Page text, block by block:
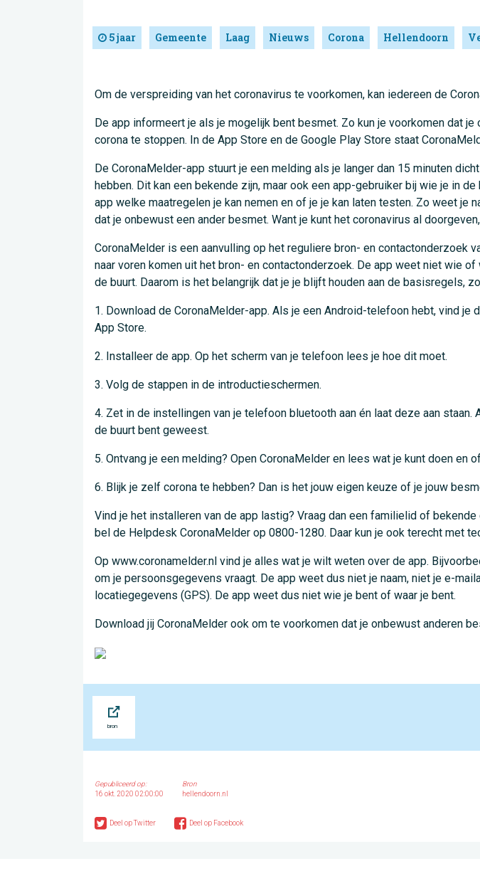
5 jaar Gemeente Laag Nieuws Corona Hellendoorn
Om de verspreiding van het coronavirus te voorkomen, kan iedereen de
De app informeert je als je mogelijk bent besmet. Zo kun je voorkomen dat
corona te stoppen. In de App Store en de Google Play Store staat
De CoronaMelder-app stuurt je een melding als je langer dan 15 minuten
hebben. Dit kan een bekende zijn, maar ook een app-gebruiker bij wie je in
app welke maatregelen je kan nemen en of je je kan laten testen. Zo weet
dat je onbewust een ander besmet. Want je kunt het coronavirus al
CoronaMelder is een aanvulling op het reguliere bron- en contactonderzoek
naar voren komen uit het bron- en contactonderzoek. De app weet niet wie
de buurt. Daarom is het belangrijk dat je je blijft houden aan de basisregels,
1. Download de CoronaMelder-app. Als je een Android-telefoon hebt, vind je
App Store.
2. Installeer de app. Op het scherm van je telefoon lees je hoe dit moet.
3. Volg de stappen in de introductieschermen.
4. Zet in de instellingen van je telefoon bluetooth aan én laat deze aan
de buurt bent geweest.
5. Ontvang je een melding? Open CoronaMelder en lees wat je kunt doen en
6. Blijk je zelf corona te hebben? Dan is het jouw eigen keuze of je jouw
Vind je het installeren van de app lastig? Vraag dan een familielid of
bel de Helpdesk CoronaMelder op 0800-1280. Daar kun je ook terecht met
Op www.coronamelder.nl vind je alles wat je wilt weten over de app.
om je persoonsgegevens vraagt. De app weet dus niet je naam, niet je e-
locatiegegevens (GPS). De app weet dus niet wie je bent of waar je bent.
Download jij CoronaMelder ook om te voorkomen dat je onbewust anderen
Gepubliceerd op:
16 okt. 2020 02:00:00
Bron
hellendoorn.nl
Deel op Twitter Deel op Facebook